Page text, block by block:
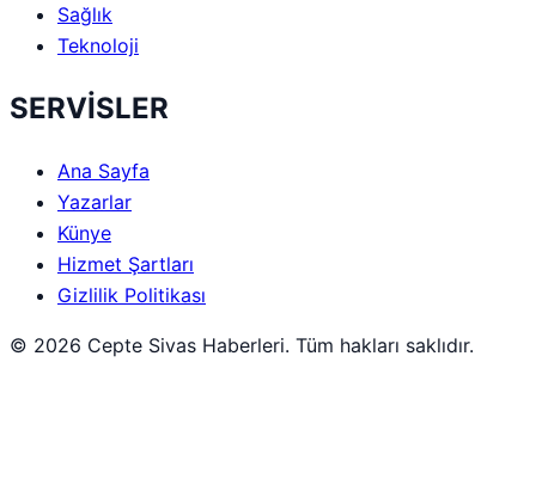
Sağlık
Teknoloji
SERVİSLER
Ana Sayfa
Yazarlar
Künye
Hizmet Şartları
Gizlilik Politikası
© 2026 Cepte Sivas Haberleri. Tüm hakları saklıdır.